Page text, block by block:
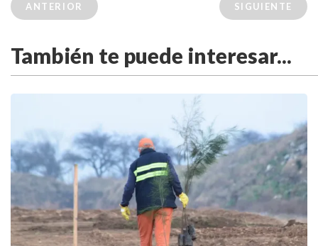
ANTERIOR SIGUIENTE
También te puede interesar...